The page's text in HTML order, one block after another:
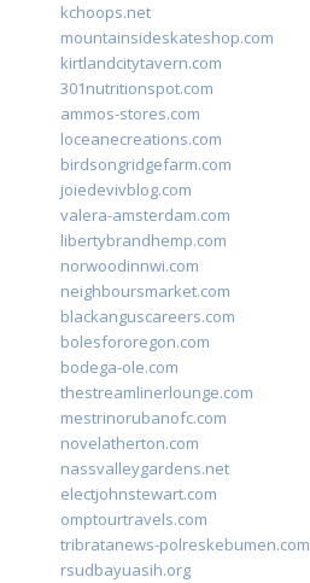
kchoops.net
mountainsideskateshop.com
kirtlandcitytavern.com
301nutritionspot.com
ammos-stores.com
loceanecreations.com
birdsongridgefarm.com
joiedevivblog.com
valera-amsterdam.com
libertybrandhemp.com
norwoodinnwi.com
neighboursmarket.com
blackanguscareers.com
bolesfororegon.com
bodega-ole.com
thestreamlinerlounge.com
mestrinorubanofc.com
novelatherton.com
nassvalleygardens.net
electjohnstewart.com
omptourtravels.com
tribratanews-polreskebumen.com
rsudbayuasih.org